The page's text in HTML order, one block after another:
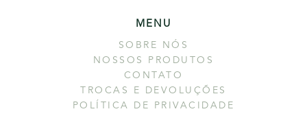
MENU
SOBRE NÓS
NOSSOS PRODUTOS
CONTATO
TROCAS E DEVOLUÇÕES
POLÍTICA DE PRIVACIDADE